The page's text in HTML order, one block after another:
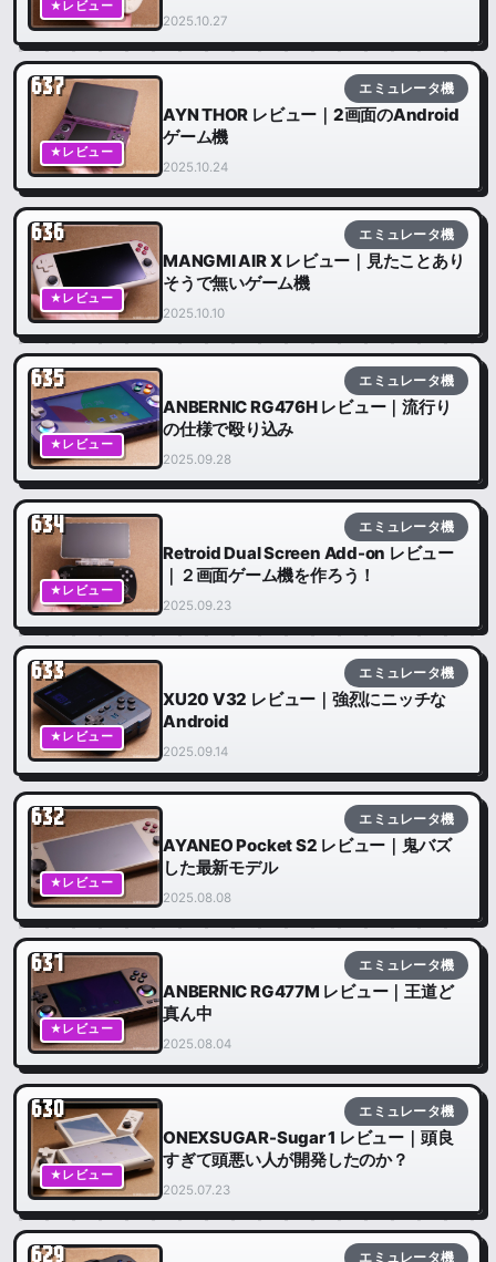
★レビュー
2025.10.27
★レビュー
637 エミュレータ機
AYN THOR レビュー｜2画面のAndroid
ゲーム機
2025.10.24
★レビュー
636 エミュレータ機
MANGMI AIR X レビュー｜見たことあり
そうで無いゲーム機
2025.10.10
★レビュー
635 エミュレータ機
ANBERNIC RG476H レビュー｜流行り
の仕様で殴り込み
2025.09.28
★レビュー
634 エミュレータ機
Retroid Dual Screen Add-on レビュー
｜２画面ゲーム機を作ろう！
2025.09.23
★レビュー
633 エミュレータ機
XU20 V32 レビュー｜強烈にニッチな
Android
2025.09.14
★レビュー
632 エミュレータ機
AYANEO Pocket S2 レビュー｜鬼バズ
した最新モデル
2025.08.08
★レビュー
631 エミュレータ機
ANBERNIC RG477M レビュー｜王道ど
真ん中
2025.08.04
★レビュー
630 エミュレータ機
ONEXSUGAR-Sugar 1 レビュー｜頭良
すぎて頭悪い人が開発したのか？
2025.07.23
629 エミュレータ機